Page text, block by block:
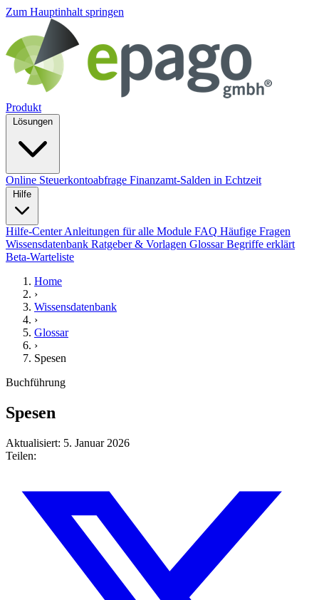
Zum Hauptinhalt springen
Produkt
Online Steuerkontoabfrage Finanzamt-Salden in Echtzeit
Hilfe-Center Anleitungen für alle Module FAQ Häufige Fragen
Wissensdatenbank Ratgeber & Vorlagen Glossar Begriffe erklärt
Beta-Warteliste
Home
›
Wissensdatenbank
›
Glossar
›
Spesen
Buchführung
Spesen
Aktualisiert: 5. Januar 2026
Teilen: